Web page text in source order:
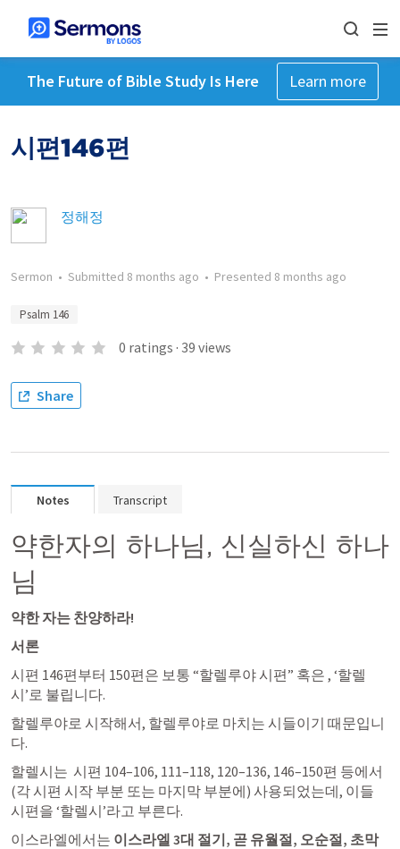
The Future of Bible Study Is Here Learn more
시편146편
정해정
Sermon • Submitted 8 months ago • Presented 8 months ago
Psalm 146
0 ratings · 39 views
Share
Notes Transcript
약한자의 하나님, 신실하신 하나
님
약한 자는 찬양하라!
서론
시편 146편부터 150편은 보통 “할렐루야 시편” 혹은 , ‘할렐
시’로 불립니다.
할렐루야로 시작해서, 할렐루야로 마치는 시들이기 때문입니
다.
할렐시는 시편 104–106, 111–118, 120–136, 146–150편 등에서
(각 시편 시작 부분 또는 마지막 부분에) 사용되었는데, 이들
시편을 ‘할렐시’라고 부른다.
이스라엘에서는 이스라엘 3대 절기, 곧 유월절, 오순절, 초막